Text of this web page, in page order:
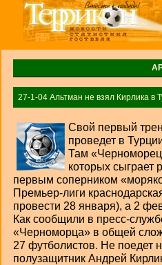
27-1-04 Альтман не взял Кирлика в
Свой первый
проведет в
Там
которых сыграет
первым соперником
Премьер-лиги
провести 28 января), а 2
Как сообщили в пресс-
«Черноморца» в общей
27 футболистов. Не поедет
полузащитник Андрей